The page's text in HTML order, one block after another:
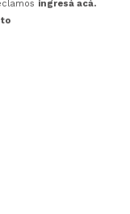
ingresá acá.